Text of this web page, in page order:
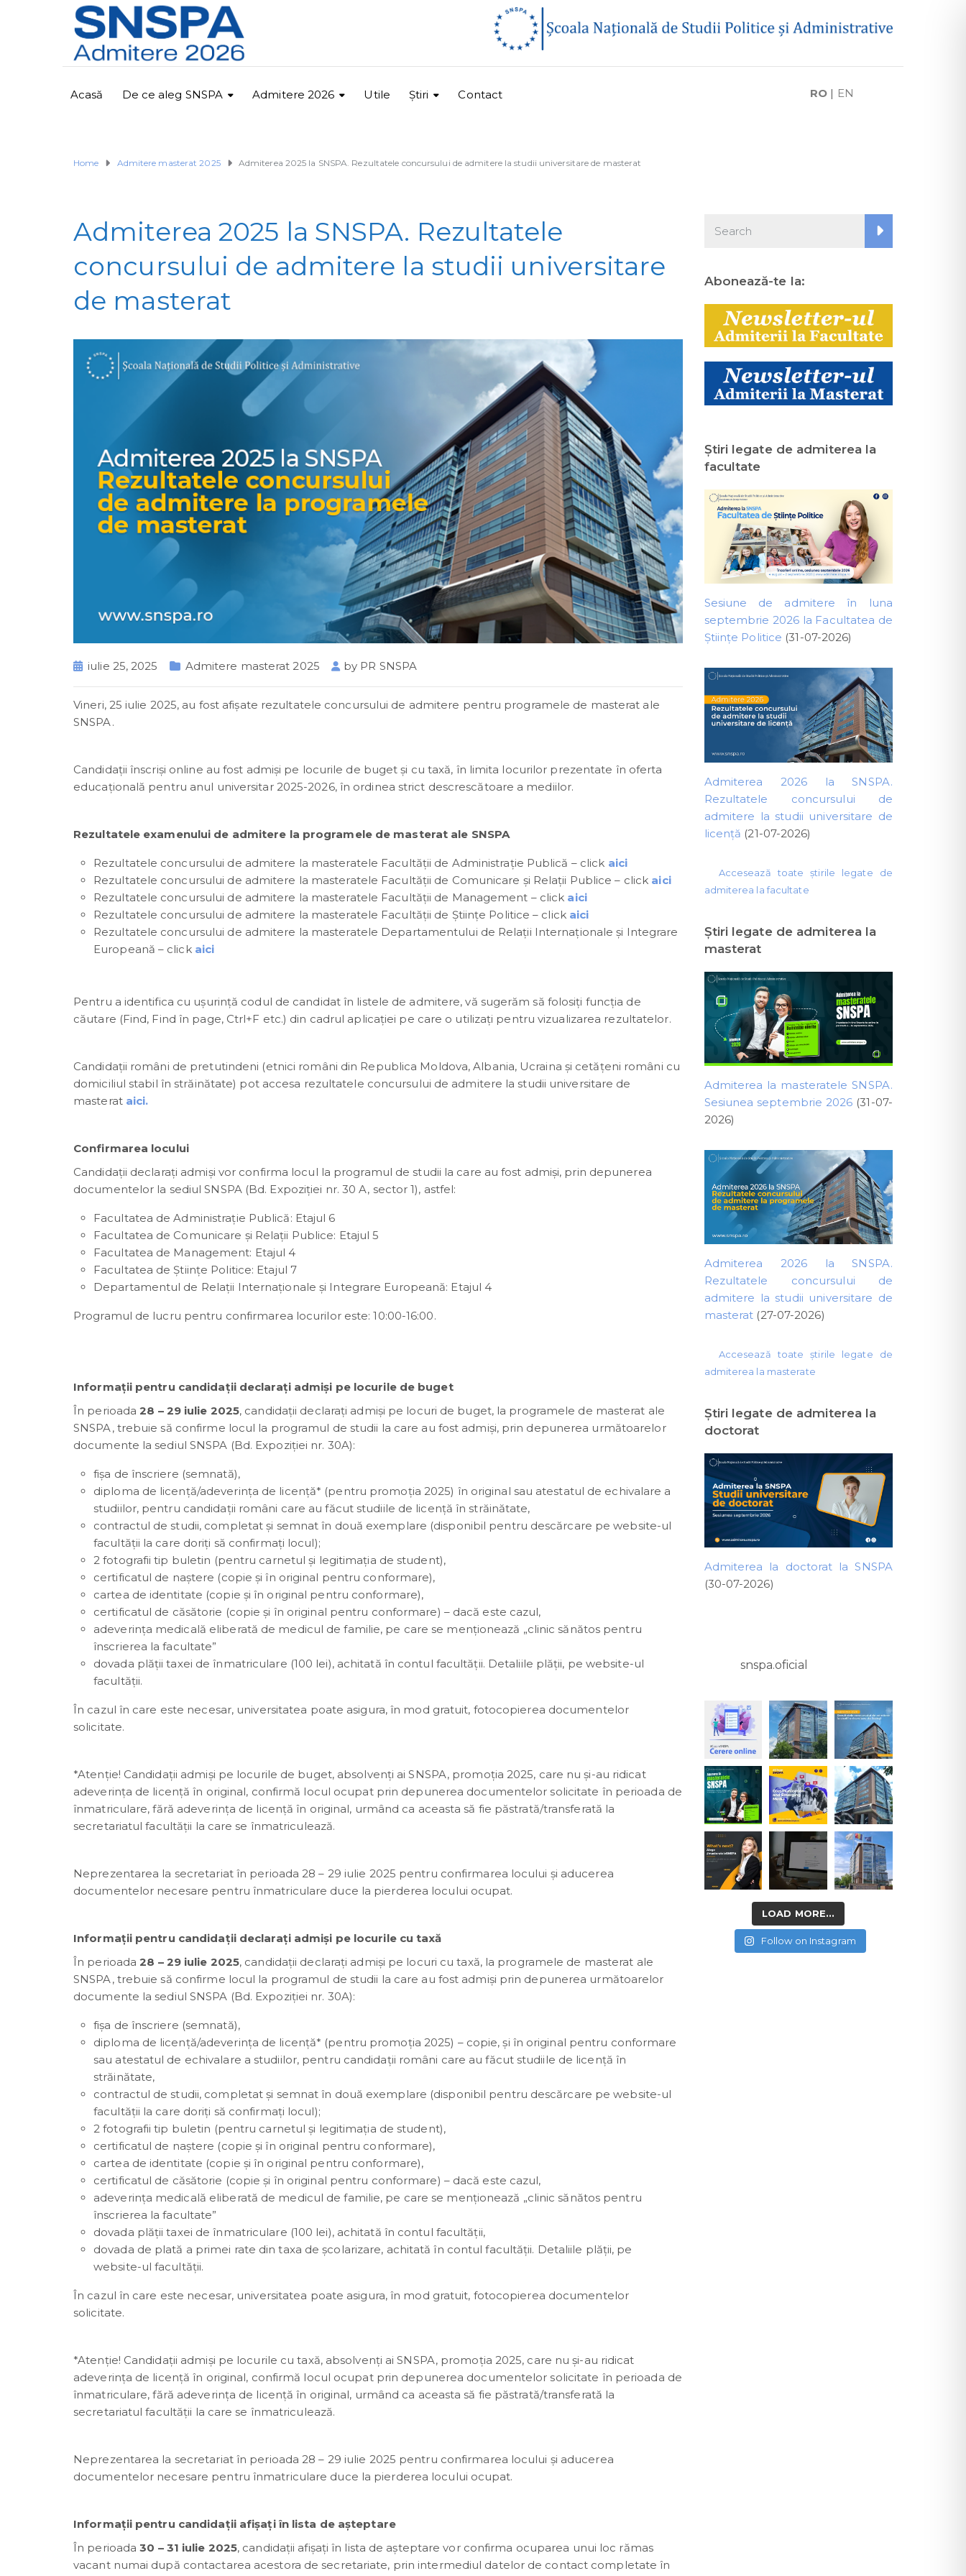
Acasă De ce aleg SNSPA Admitere 2026 Utile Ştiri Contact RO | EN
Home Admitere masterat 2025 Admiterea 2025 la SNSPA. Rezultatele concursului de admitere la studii universitare de masterat
Admiterea 2025 la SNSPA. Rezultatele
concursului de admitere la studii universitare
de masterat
iulie 25, 2025 Admitere masterat 2025 by PR SNSPA
Vineri, 25 iulie 2025, au fost afișate rezultatele concursului de admitere pentru programele de masterat ale
SNSPA.
Candidații înscriși online au fost admiși pe locurile de buget și cu taxă, în limita locurilor prezentate în oferta
educațională pentru anul universitar 2025-2026, în ordinea strict descrescătoare a mediilor.
Rezultatele examenului de admitere la programele de masterat ale SNSPA
Rezultatele concursului de admitere la masteratele Facultății de Administrație Publică – click aici
Rezultatele concursului de admitere la masteratele Facultății de Comunicare și Relații Publice – click aici
Rezultatele concursului de admitere la masteratele Facultății de Management – click aici
Rezultatele concursului de admitere la masteratele Facultății de Științe Politice – click aici
Rezultatele concursului de admitere la masteratele Departamentului de Relații Internaționale și Integrare
Europeană – click aici
Pentru a identifica cu ușurință codul de candidat în listele de admitere, vă sugerăm să folosiți funcția de
căutare (Find, Find în page, Ctrl+F etc.) din cadrul aplicației pe care o utilizați pentru vizualizarea rezultatelor.
Candidații români de pretutindeni (etnici români din Republica Moldova, Albania, Ucraina și cetățeni români cu
domiciliul stabil în străinătate) pot accesa rezultatele concursului de admitere la studii universitare de
masterat aici.
Confirmarea locului
Candidații declarați admiși vor confirma locul la programul de studii la care au fost admiși, prin depunerea
documentelor la sediul SNSPA (Bd. Expoziției nr. 30 A, sector 1), astfel:
Facultatea de Administrație Publică: Etajul 6
Facultatea de Comunicare şi Relaţii Publice: Etajul 5
Facultatea de Management: Etajul 4
Facultatea de Științe Politice: Etajul 7
Departamentul de Relații Internaționale și Integrare Europeană: Etajul 4
Programul de lucru pentru confirmarea locurilor este: 10:00-16:00.
Informații pentru candidații declarați admiși pe locurile de buget
În perioada28 – 29 iulie 2025, candidații declarați admiși pe locuri de buget, la programele de masterat ale
SNSPA, trebuie să confirme locul la programul de studii la care au fost admiși, prin depunerea următoarelor
documente la sediul SNSPA (Bd. Expoziției nr. 30A):
fișa de înscriere (semnată),
diploma de licență/adeverința de licență* (pentru promoția 2025) în original sau atestatul de echivalare a
studiilor, pentru candidații români care au făcut studiile de licență în străinătate,
contractul de studii, completat și semnat în două exemplare (disponibil pentru descărcare pe website-ul
facultății la care doriți să confirmați locul);
2 fotografii tip buletin (pentru carnetul și legitimația de student),
certificatul de naștere (copie și în original pentru conformare),
cartea de identitate (copie și în original pentru conformare),
certificatul de căsătorie (copie și în original pentru conformare) – dacă este cazul,
adeverința medicală eliberată de medicul de familie, pe care se menţionează „clinic sănătos pentru
înscrierea la facultate”
dovada plății taxei de înmatriculare (100 lei), achitată în contul facultății. Detaliile plății, pe website-ul
facultății.
În cazul în care este necesar, universitatea poate asigura, în mod gratuit, fotocopierea documentelor
solicitate.
*Atenție! Candidații admiși pe locurile de buget, absolvenți ai SNSPA, promoția 2025, care nu și-au ridicat
adeverința de licență în original, confirmă locul ocupat prin depunerea documentelor solicitate în perioada de
înmatriculare, fără adeverința de licență în original, urmând ca aceasta să fie păstrată/transferată la
secretariatul facultății la care se înmatriculează.
Neprezentarea la secretariat în perioada 28 – 29 iulie 2025 pentru confirmarea locului și aducerea
documentelor necesare pentru înmatriculare duce la pierderea locului ocupat.
Informații pentru candidații declarați admiși pe locurile cu taxă
În perioada28 – 29 iulie 2025, candidații declarați admiși pe locuri cu taxă, la programele de masterat ale
SNSPA, trebuie să confirme locul la programul de studii la care au fost admiși prin depunerea următoarelor
documente la sediul SNSPA (Bd. Expoziției nr. 30A):
fișa de înscriere (semnată),
diploma de licență/adeverința de licență* (pentru promoția 2025) – copie, și în original pentru conformare
sau atestatul de echivalare a studiilor, pentru candidații români care au făcut studiile de licență în
străinătate,
contractul de studii, completat și semnat în două exemplare (disponibil pentru descărcare pe website-ul
facultății la care doriți să confirmați locul);
2 fotografii tip buletin (pentru carnetul și legitimația de student),
certificatul de naștere (copie și în original pentru conformare),
cartea de identitate (copie și în original pentru conformare),
certificatul de căsătorie (copie și în original pentru conformare) – dacă este cazul,
adeverința medicală eliberată de medicul de familie, pe care se menționează „clinic sănătos pentru
înscrierea la facultate”
dovada plății taxei de înmatriculare (100 lei), achitată în contul facultății,
dovada de plată a primei rate din taxa de școlarizare, achitată în contul facultății. Detaliile plății, pe
website-ul facultății.
În cazul în care este necesar, universitatea poate asigura, în mod gratuit, fotocopierea documentelor
solicitate.
*Atenție! Candidații admiși pe locurile cu taxă, absolvenți ai SNSPA, promoția 2025, care nu și-au ridicat
adeverința de licență în original, confirmă locul ocupat prin depunerea documentelor solicitate în perioada de
înmatriculare, fără adeverința de licență în original, urmând ca aceasta să fie păstrată/transferată la
secretariatul facultății la care se înmatriculează.
Neprezentarea la secretariat în perioada 28 – 29 iulie 2025 pentru confirmarea locului și aducerea
documentelor necesare pentru înmatriculare duce la pierderea locului ocupat.
Informații pentru candidații afișați în lista de așteptare
În perioada30 – 31 iulie 2025, candidații afișați în lista de așteptare vor confirma ocuparea unui loc rămas
vacant numai după contactarea acestora de secretariate, prin intermediul datelor de contact completate în
Abonează-te la:
Ştiri legate de admiterea la
facultate
Sesiune de admitere în luna
septembrie 2026 la Facultatea de
Științe Politice (31-07-2026)
Admiterea 2026 la SNSPA.
Rezultatele concursului de
admitere la studii universitare de
licență (21-07-2026)
Accesează toate știrile legate de
admiterea la facultate
Ştiri legate de admiterea la
masterat
Admiterea la masteratele SNSPA.
Sesiunea septembrie 2026 (31-07-
2026)
Admiterea 2026 la SNSPA.
Rezultatele concursului de
admitere la studii universitare de
masterat (27-07-2026)
Accesează toate știrile legate de
admiterea la masterate
Ştiri legate de admiterea la
doctorat
Admiterea la doctorat la SNSPA
(30-07-2026)
snspa.oficial
LOAD MORE...
Follow on Instagram